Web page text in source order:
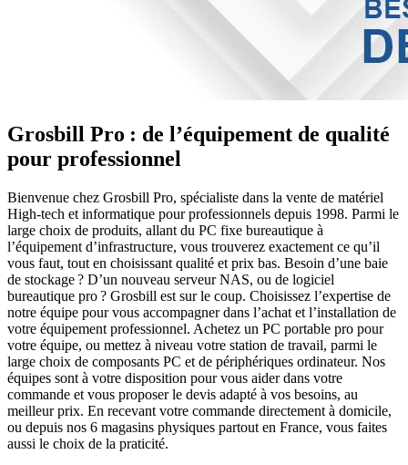
Grosbill Pro : de l’équipement de qualité
pour professionnel
Bienvenue chez Grosbill Pro, spécialiste dans la vente de matériel
High-tech et informatique pour professionnels depuis 1998. Parmi le
large choix de produits, allant du PC fixe bureautique à
l’équipement d’infrastructure, vous trouverez exactement ce qu’il
vous faut, tout en choisissant qualité et prix bas. Besoin d’une baie
de stockage ? D’un nouveau serveur NAS, ou de logiciel
bureautique pro ? Grosbill est sur le coup. Choisissez l’expertise de
notre équipe pour vous accompagner dans l’achat et l’installation de
votre équipement professionnel. Achetez un PC portable pro pour
votre équipe, ou mettez à niveau votre station de travail, parmi le
large choix de composants PC et de périphériques ordinateur. Nos
équipes sont à votre disposition pour vous aider dans votre
commande et vous proposer le devis adapté à vos besoins, au
meilleur prix. En recevant votre commande directement à domicile,
ou depuis nos 6 magasins physiques partout en France, vous faites
aussi le choix de la praticité.